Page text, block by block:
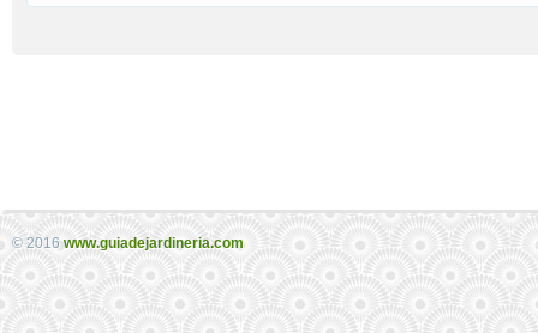
© 2016www.guiadejardineria.com